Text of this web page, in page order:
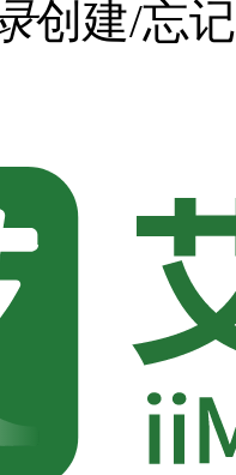
创建/忘